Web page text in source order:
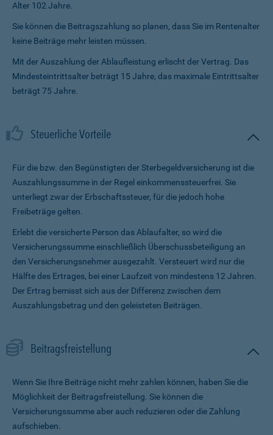
Alter 102 Jahre.
Sie können die Beitragszahlung so planen, dass Sie im Renten­alter
keine Beiträge mehr leisten müssen.
Mit der Auszahlung der Ablaufleistung erlischt der Vertrag. Das
Mindesteintrittsalter beträgt 15 Jahre, das maximale Eintrittsalter
beträgt 75 Jahre.
Steuerliche Vorteile
Für die bzw. den Begünstigten der Sterbegeldversicherung ist die
Auszahlungssumme in der Regel einkommenssteuerfrei. Sie
unterliegt zwar der Erbschaftssteuer, für die jedoch hohe
Freibeträge gelten.
Erlebt die versicherte Person das Ablaufalter, so wird die
Versicherungssumme ein­schließlich Überschussbeteiligung an
den Versicherungsnehmer ausgezahlt. Versteuert wird nur die
Hälfte des Ertrages, bei einer Laufzeit von mindestens 12 Jahren.
Der Ertrag bemisst sich aus der Differenz zwischen dem
Auszahlungsbetrag und den geleisteten Beiträgen.
Beitragsfreistellung
Wenn Sie Ihre Beiträge nicht mehr zahlen können, haben Sie die
Möglichkeit der Beitragsfreistellung. Sie können die
Versicherungssumme aber auch reduzieren oder die Zahlung
aufschieben.